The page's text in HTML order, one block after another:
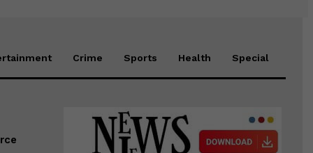
Crime Sports Health Special